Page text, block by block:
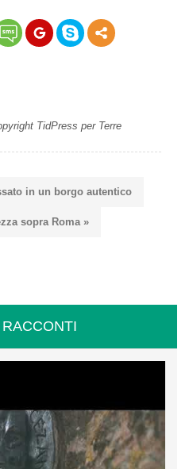
TidPress per Terre
in un borgo autentico
sopra Roma »